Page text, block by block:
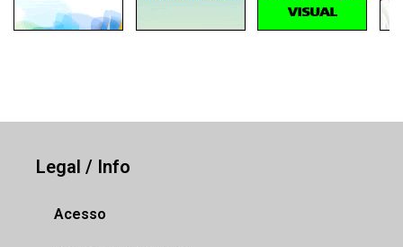
Legal / Info
Acesso